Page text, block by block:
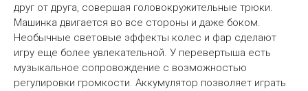
друг от друга, совершая головокружительные трюки.
Машинка двигается во все стороны и даже боком.
Необычные световые эффекты колес и фар сделают
игру еще более увлекательной. У перевертыша есть
музыкальное сопровождение с возможностью
регулировки громкости. Аккумулятор позволяет играть